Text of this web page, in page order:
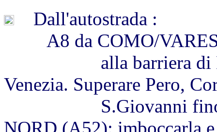
Dall'autostrada :
A8 da COMO/
alla barriera di
Venezia. Superare Pero,
S.Giovanni fino al
NORD (A52): imboccarla